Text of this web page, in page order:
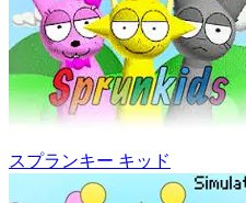
スプランキー キッド